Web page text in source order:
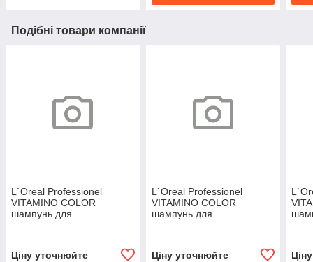
Подібні товари компанії
L`Oreal Professionel
VITAMINO COLOR
шампунь для
Ціну уточнюйте
L`Oreal Professionel
VITAMINO COLOR
шампунь для
Ціну уточнюйте